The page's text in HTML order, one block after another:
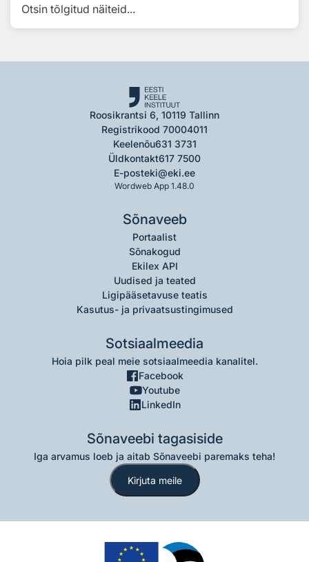
Otsin tõlgitud näiteid...
Roosikrantsi 6, 10119 Tallinn
Registrikood 70004011
Keelenõu631 3731
Üldkontakt617 7500
E-posteki@eki.ee
Wordweb App 1.48.0
Sõnaveeb
Portaalist
Sõnakogud
Ekilex API
Uudised ja teated
Ligipääsetavuse teatis
Kasutus- ja privaatsustingimused
Sotsiaalmeedia
Hoia pilk peal meie sotsiaalmeedia kanalitel.
Facebook
Youtube
LinkedIn
Sõnaveebi tagasiside
Iga arvamus loeb ja aitab Sõnaveebi paremaks teha!
Kirjuta meile